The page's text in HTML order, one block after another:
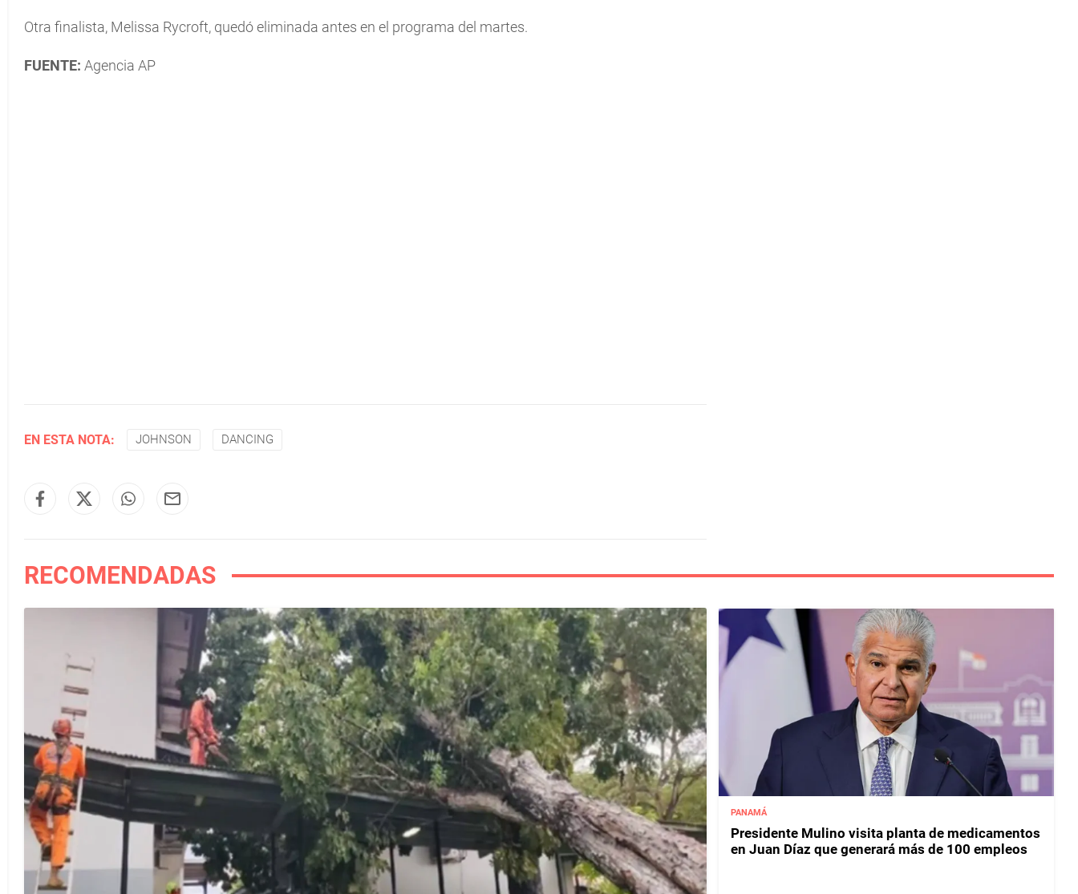
Otra finalista, Melissa Rycroft, quedó eliminada antes en el programa del martes.
FUENTE: Agencia AP
EN ESTA NOTA: JOHNSON DANCING
RECOMENDADAS
PANAMÁ
Presidente Mulino visita planta de medicamentos
en Juan Díaz que generará más de 100 empleos